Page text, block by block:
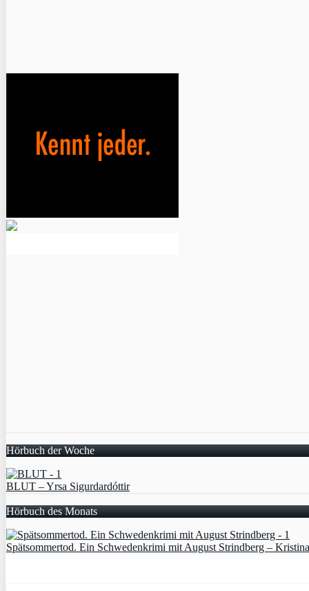
Hörbuch der Woche
BLUT – Yrsa Sigurdardóttir
Hörbuch des Monats
Spätsommertod. Ein Schwedenkrimi mit August Strindberg –